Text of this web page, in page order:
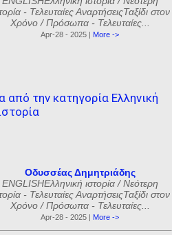
- Τελευταίες ΑναρτήσειςΤαξίδι στον
Χρόνο / Πρόσωπα - Τελευταίες...
Apr-28 - 2025 | More ->
την κατηγορία Ελληνική
Οδυσσέας Δημητριάδης
ENGLISHΕλληνική ιστορία / Νεότερη
- Τελευταίες ΑναρτήσειςΤαξίδι στον
Χρόνο / Πρόσωπα - Τελευταίες...
Apr-28 - 2025 | More ->